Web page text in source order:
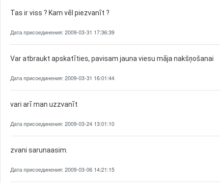
Tas ir viss ? Kam vēl piezvanīt ?
Дата присоединения: 2009-03-31 17:36:39
Var atbraukt apskatīties, pavisam jauna viesu māja nakšņošanai
Дата присоединения: 2009-03-31 16:01:44
vari arī man uzzvanīt
Дата присоединения: 2009-03-24 13:01:10
zvani sarunaasim.
Дата присоединения: 2009-03-06 14:21:15